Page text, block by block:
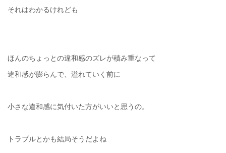
それはわかるけれども
ほんのちょっとの違和感のズレが積み重なって
違和感が膨らんで、溢れていく前に
小さな違和感に気付いた方がいいと思うの。
トラブルとかも結局そうだよね